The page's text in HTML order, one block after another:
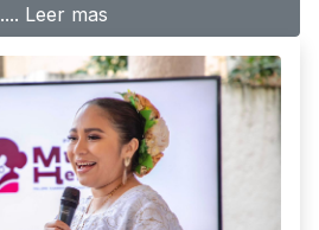
.... Leer mas